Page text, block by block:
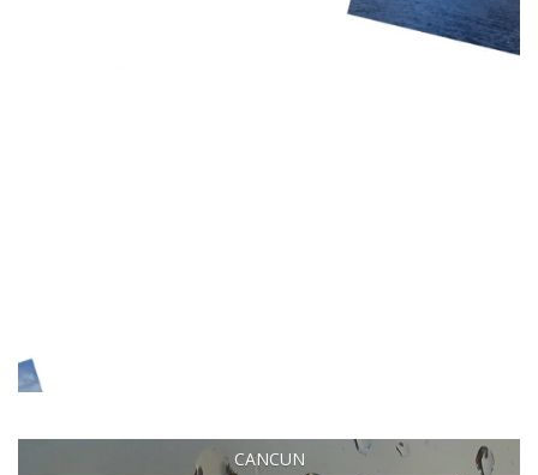
CANCUN